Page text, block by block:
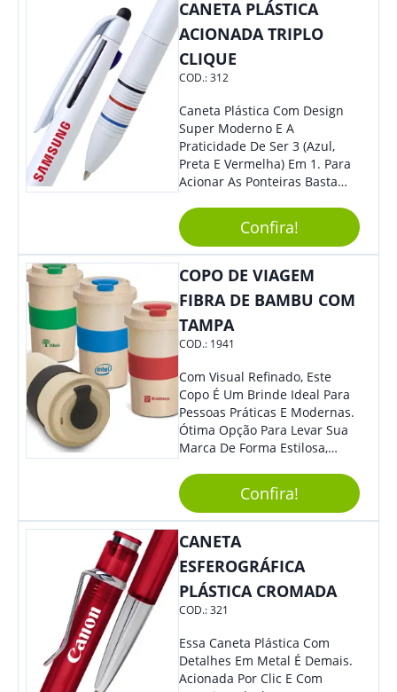
Eles Irão Adorar.
CANETA PLÁSTICA
ACIONADA TRIPLO
CLIQUE
COD.:312
Caneta Plástica Com Design
Super Moderno E A
Praticidade De Ser 3 (Azul,
Preta E Vermelha) Em 1. Para
Acionar As Ponteiras Basta
Baixo.
Confira!
COPO DE VIAGEM
FIBRA DE BAMBU COM
TAMPA
COD.: 1941
Com Visual Refinado, Este
Copo É Um Brinde Ideal Para
Pessoas Práticas E Modernas.
Ótima Opção Para Levar Sua
Marca De Forma Estilosa,
Empresa Em Eventos,
Reuniões Corporativas Ou Até
Mesmo Para Presentear
Colaboradores.
Confira!
CANETA
ESFEROGRÁFICA
PLÁSTICA CROMADA
COD.:321
Essa Caneta Plástica Com
Detalhes Em Metal É Demais.
Acionada Por Clic E Com